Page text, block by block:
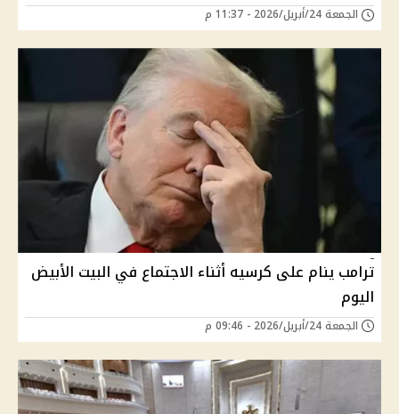
الجمعة 24/أبريل/2026 - 11:37 م
ترامب ينام على كرسيه أثناء الاجتماع في البيت الأبيض
اليوم
الجمعة 24/أبريل/2026 - 09:46 م